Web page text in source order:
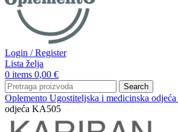
Login / Register
Lista želja
0 items 0,00 €
Search
Oplemento Ugostiteljska i medicinska odjeća
odjeća KA505